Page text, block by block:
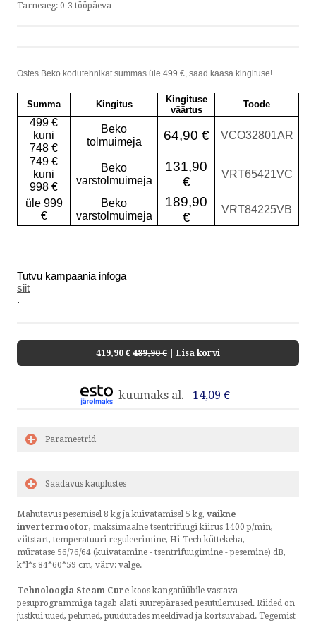
Tarneaeg: 0-3 tööpäeva
Ostes Beko kodutehnikat summas üle 499 €, saad kaasa kingituse!
Summa Kingitus
Kingituse
väärtus
Toode
499 €
kuni
748 €
Beko
tolmuimeja
64,90 € VCO32801AR
749 €
kuni
998 €
Beko
varstolmuimeja
131,90
€
VRT65421VC
üle 999
€
Beko
varstolmuimeja
189,90
€
VRT84225VB
Tutvu kampaania infoga
siit
.
419,90 € 489,90 € | Lisa korvi
kuumaks al. 14,09 €
Parameetrid
Saadavus kauplustes
Mahutavus pesemisel 8 kg ja kuivatamisel 5 kg, vaikne
invertermootor, maksimaalne tsentrifuugi kiirus 1400 p/min,
viitstart, temperatuuri reguleerimine, Hi-Tech küttekeha,
müratase 56/76/64 (kuivatamine - tsentrifuugimine - pesemine) dB,
k*l*s 84*60*59 cm, värv: valge.
Tehnoloogia Steam Cure koos kangatüübile vastava
pesuprogrammiga tagab alati suurepärased pesutulemused. Riided on
justkui uued, pehmed, puudutades meeldivad ja kortsuvabad. Tegemist